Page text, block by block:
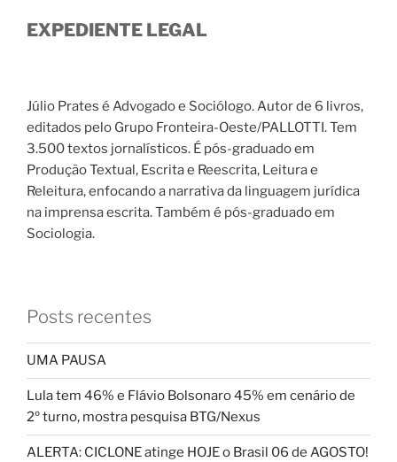
EXPEDIENTE LEGAL
Júlio Prates é Advogado e Sociólogo. Autor de 6 livros,
editados pelo Grupo Fronteira-Oeste/PALLOTTI. Tem
3.500 textos jornalísticos. É pós-graduado em
Produção Textual, Escrita e Reescrita, Leitura e
Releitura, enfocando a narrativa da linguagem jurídica
na imprensa escrita. Também é pós-graduado em
Sociologia.
Posts recentes
UMA PAUSA
Lula tem 46% e Flávio Bolsonaro 45% em cenário de
2º turno, mostra pesquisa BTG/Nexus
ALERTA: CICLONE atinge HOJE o Brasil 06 de AGOSTO!